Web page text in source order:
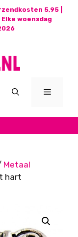
5,95 |
woensdag
Menu
Metaal
hart